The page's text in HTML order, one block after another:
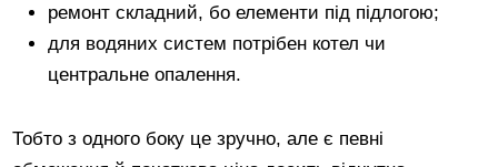
ремонт складний, бо елементи під підлогою;
для водяних систем потрібен котел чи
центральне опалення.
Тобто з одного боку це зручно, але є певні